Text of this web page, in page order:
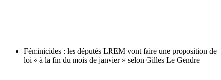
Féminicides : les députés LREM vont faire une proposition de
loi « à la fin du mois de janvier » selon Gilles Le Gendre